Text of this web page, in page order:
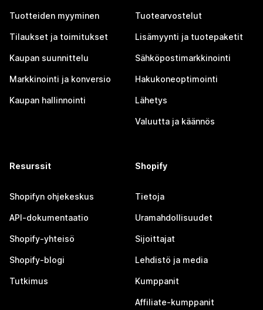
Tuotteiden myyminen
Tilaukset ja toimitukset
Kaupan suunnittelu
Markkinointi ja konversio
Kaupan hallinnointi
Tuotearvostelut
Lisämyynti ja tuotepaketit
Sähköpostimarkkinointi
Hakukoneoptimointi
Lähetys
Valuutta ja käännös
Resurssit
Shopifyn ohjekeskus
API-dokumentaatio
Shopify-yhteisö
Shopify-blogi
Tutkimus
Shopify
Tietoja
Uramahdollisuudet
Sijoittajat
Lehdistö ja media
Kumppanit
Affiliate-kumppanit